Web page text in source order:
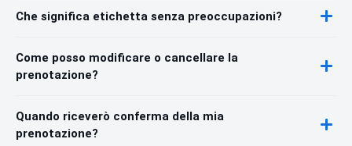
Che significa etichetta senza preoccupazioni?
Come posso modificare o cancellare la
prenotazione?
Quando riceverò conferma della mia
prenotazione?